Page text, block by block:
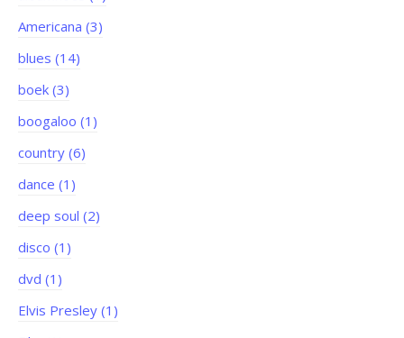
Americana (3)
blues (14)
boek (3)
boogaloo (1)
country (6)
dance (1)
deep soul (2)
disco (1)
dvd (1)
Elvis Presley (1)